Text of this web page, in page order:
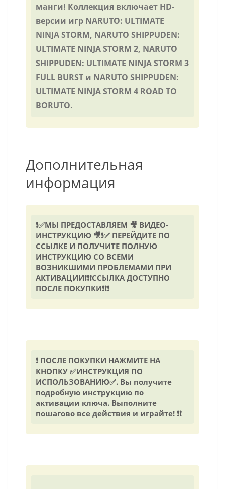
манги! Коллекция включает HD-
версии игр NARUTO: ULTIMATE
NINJA STORM, NARUTO SHIPPUDEN:
ULTIMATE NINJA STORM 2, NARUTO
SHIPPUDEN: ULTIMATE NINJA STORM 3
FULL BURST и NARUTO SHIPPUDEN:
ULTIMATE NINJA STORM 4 ROAD TO
BORUTO.
Дополнительная
информация
❗✅МЫ ПРЕДОСТАВЛЯЕМ 🎥 ВИДЕО-
ИНСТРУКЦИЮ 🎥❗✅ ПЕРЕЙДИТЕ ПО
ССЫЛКЕ И ПОЛУЧИТЕ ПОЛНУЮ
ИНСТРУКЦИЮ СО ВСЕМИ
ВОЗНИКШИМИ ПРОБЛЕМАМИ ПРИ
АКТИВАЦИИ❗❗❗ССЫЛКА ДОСТУПНО
ПОСЛЕ ПОКУПКИ❗❗❗
❗ ПОСЛЕ ПОКУПКИ НАЖМИТЕ НА
КНОПКУ ✅ИНСТРУКЦИЯ ПО
ИСПОЛЬЗОВАНИЮ✅. Вы получите
подробную инструкцию по
активации ключа. Выполните
пошагово все действия и играйте! ❗❗